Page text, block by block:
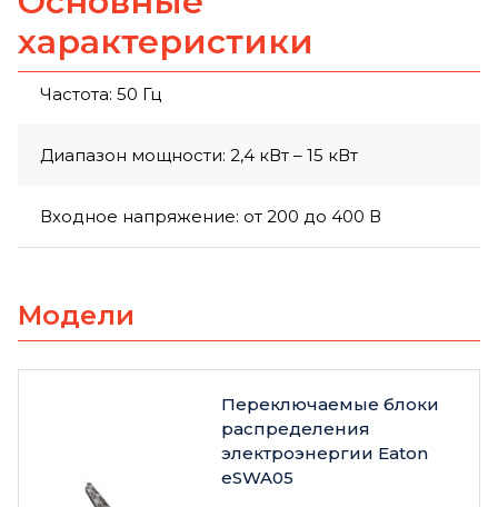
характеристики
Частота: 50 Гц
Диапазон мощности: 2,4 кВт – 15 кВт
Входное напряжение: от 200 до 400 В
Модели
Переключаемые блоки
распределения
электроэнергии Eaton
eSWA05